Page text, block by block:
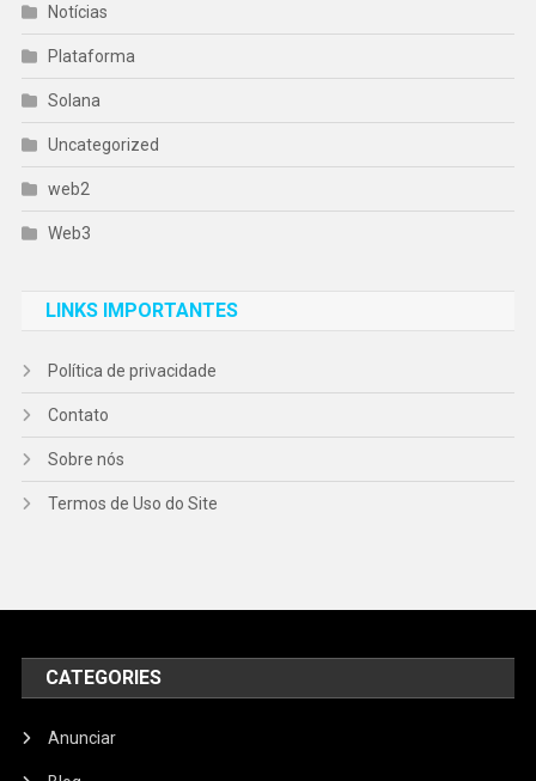
Notícias
Plataforma
Solana
Uncategorized
web2
Web3
LINKS IMPORTANTES
Política de privacidade
Contato
Sobre nós
Termos de Uso do Site
CATEGORIES
Anunciar